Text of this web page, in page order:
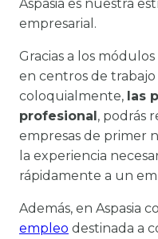
Aspasia es nuestra
empresarial.
Gracias a los
en centros de trabajo
coloquialmente, las
profesional , podrás
empresas de primer
la experiencia
rápidamente a un
Además, en Aspasia
empleo destinada a